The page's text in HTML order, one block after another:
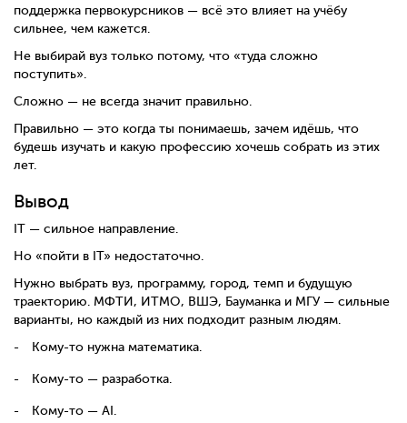
поддержка первокурсников — всё это влияет на учёбу
сильнее, чем кажется.
Не выбирай вуз только потому, что «туда сложно
поступить».
Сложно — не всегда значит правильно.
Правильно — это когда ты понимаешь, зачем идёшь, что
будешь изучать и какую профессию хочешь собрать из этих
лет.
Вывод
IT — сильное направление.
Но «пойти в IT» недостаточно.
Нужно выбрать вуз, программу, город, темп и будущую
траекторию. МФТИ, ИТМО, ВШЭ, Бауманка и МГУ — сильные
варианты, но каждый из них подходит разным людям.
Кому-то нужна математика.
Кому-то — разработка.
Кому-то — AI.